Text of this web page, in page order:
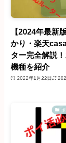
【2024年最新
かり・楽天
ター完全解説
機種を紹介
2022年1月22日